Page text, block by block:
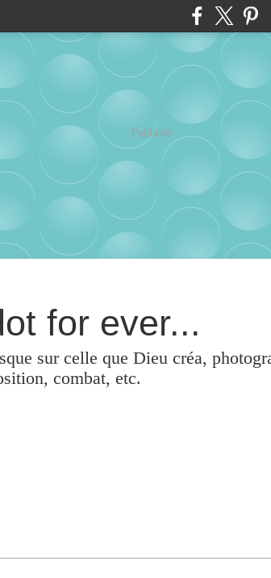
Publicité
for ever...
sur celle que Dieu créa,
combat, etc.